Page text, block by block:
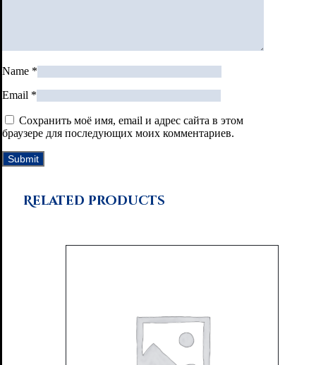
Name *
Email *
Сохранить моё имя, email и адрес сайта в этом
браузере для последующих моих комментариев.
Related products